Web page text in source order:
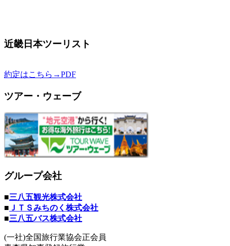
近畿日本ツーリスト
約定はこちら→PDF
ツアー・ウェーブ
グループ会社
■三八五観光株式会社
■ ＪＴＳみちのく株式会社
■三八五バス株式会社
(一社)全国旅行業協会正会員